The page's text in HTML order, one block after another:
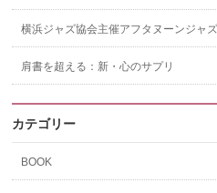
横浜ジャズ協会主催アフタヌーンジャ
肩書を超える：新・心のサプリ
カテゴリー
BOOK